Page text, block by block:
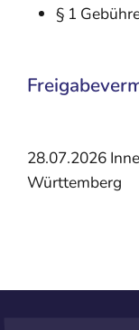
§ 1
28.07.2026
Württemberg